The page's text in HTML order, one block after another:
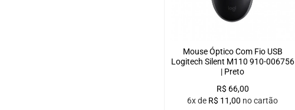
Mouse Óptico Com Fio USB
Logitech Silent M110 910-006756
| Preto
R$ 66,00
6x de R$ 11,00 no cartão